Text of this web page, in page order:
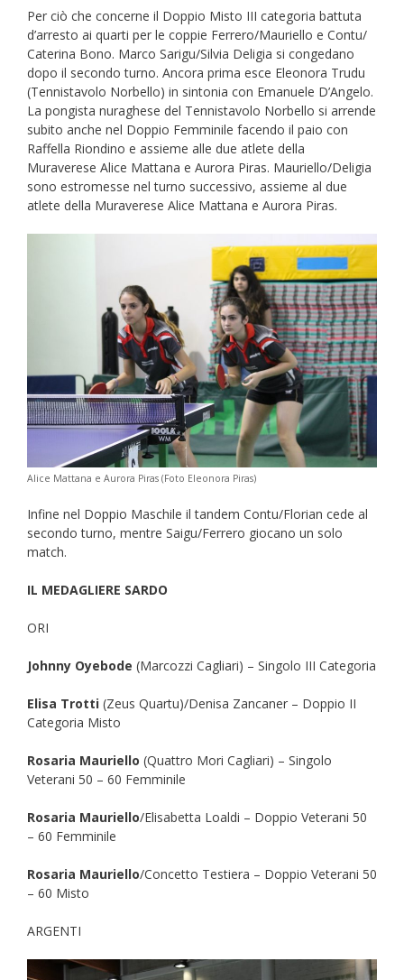
Per ciò che concerne il Doppio Misto III categoria battuta
d’arresto ai quarti per le coppie Ferrero/Mauriello e Contu/
Caterina Bono. Marco Sarigu/Silvia Deligia si congedano
dopo il secondo turno. Ancora prima esce Eleonora Trudu
(Tennistavolo Norbello) in sintonia con Emanuele D’Angelo.
La pongista nuraghese del Tennistavolo Norbello si arrende
subito anche nel Doppio Femminile facendo il paio con
Raffella Riondino e assieme alle due atlete della
Muraverese Alice Mattana e Aurora Piras. Mauriello/Deligia
sono estromesse nel turno successivo, assieme al due
atlete della Muraverese Alice Mattana e Aurora Piras.
Alice Mattana e Aurora Piras (Foto Eleonora Piras)
Infine nel Doppio Maschile il tandem Contu/Florian cede al
secondo turno, mentre Saigu/Ferrero giocano un solo
match.
IL MEDAGLIERE SARDO
ORI
Johnny Oyebode (Marcozzi Cagliari) – Singolo III Categoria
Elisa Trotti (Zeus Quartu)/Denisa Zancaner – Doppio II
Categoria Misto
Rosaria Mauriello (Quattro Mori Cagliari) – Singolo
Veterani 50 – 60 Femminile
Rosaria Mauriello/Elisabetta Loaldi – Doppio Veterani 50
– 60 Femminile
Rosaria Mauriello/Concetto Testiera – Doppio Veterani 50
– 60 Misto
ARGENTI